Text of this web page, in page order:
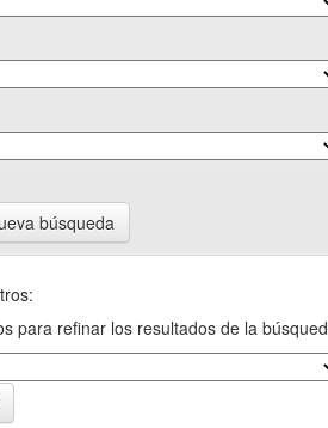
búsqueda
para refinar los resultados de la